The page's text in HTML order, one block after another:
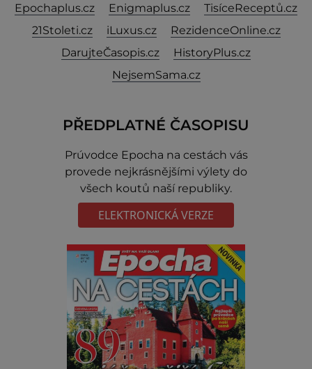
Epochaplus.cz
Enigmaplus.cz
TisíceReceptů.cz
21Stoleti.cz
iLuxus.cz
RezidenceOnline.cz
DarujteČasopis.cz
HistoryPlus.cz
NejsemSama.cz
PŘEDPLATNÉ ČASOPISU
Prúvodce Epocha na cestách vás
provede nejkrásnějšími výlety do
všech koutů naší republiky.
ELEKTRONICKÁ VERZE